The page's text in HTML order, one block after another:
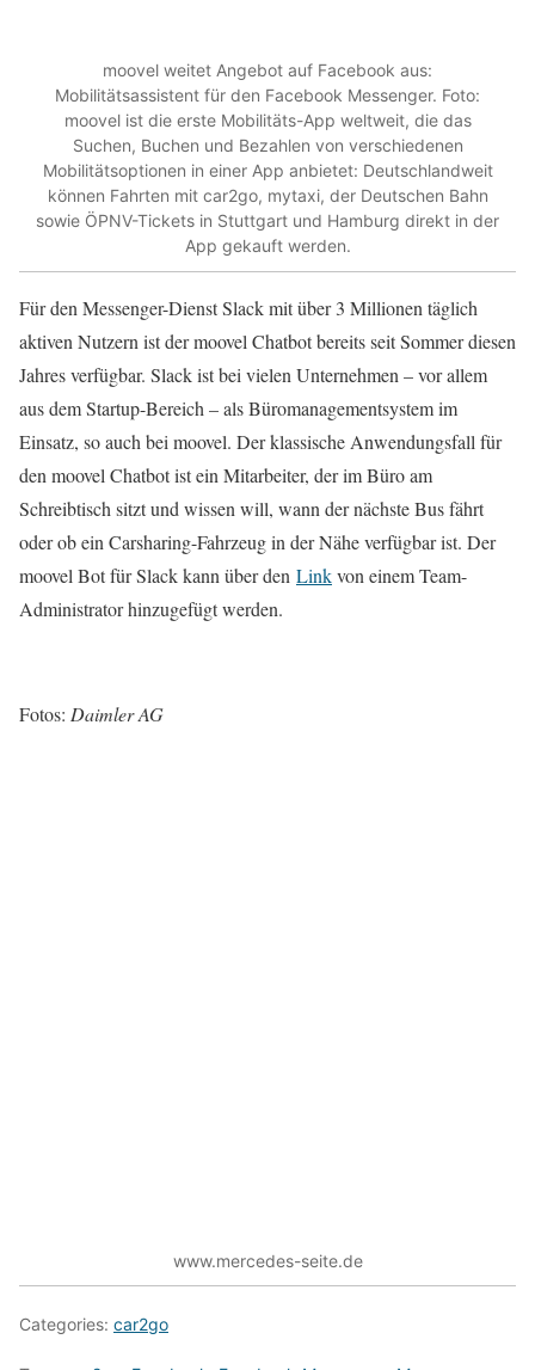
moovel weitet Angebot auf Facebook aus:
Mobilitätsassistent für den Facebook Messenger. Foto:
moovel ist die erste Mobilitäts-App weltweit, die das
Suchen, Buchen und Bezahlen von verschiedenen
Mobilitätsoptionen in einer App anbietet: Deutschlandweit
können Fahrten mit car2go, mytaxi, der Deutschen Bahn
sowie ÖPNV-Tickets in Stuttgart und Hamburg direkt in der
App gekauft werden.
Für den Messenger-Dienst Slack mit über 3 Millionen täglich
aktiven Nutzern ist der moovel Chatbot bereits seit Sommer diesen
Jahres verfügbar. Slack ist bei vielen Unternehmen – vor allem
aus dem Startup-Bereich – als Büromanagementsystem im
Einsatz, so auch bei moovel. Der klassische Anwendungsfall für
den moovel Chatbot ist ein Mitarbeiter, der im Büro am
Schreibtisch sitzt und wissen will, wann der nächste Bus fährt
oder ob ein Carsharing-Fahrzeug in der Nähe verfügbar ist. Der
moovel Bot für Slack kann über den Linkvon einem Team-
Administrator hinzugefügt werden.
Fotos: Daimler AG
www.mercedes-seite.de
Categories: car2go